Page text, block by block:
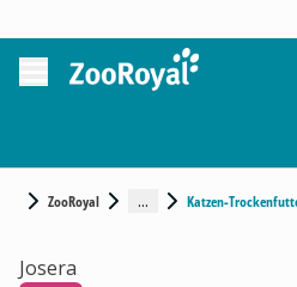
ZooRoyal ... Katzen-
Josera